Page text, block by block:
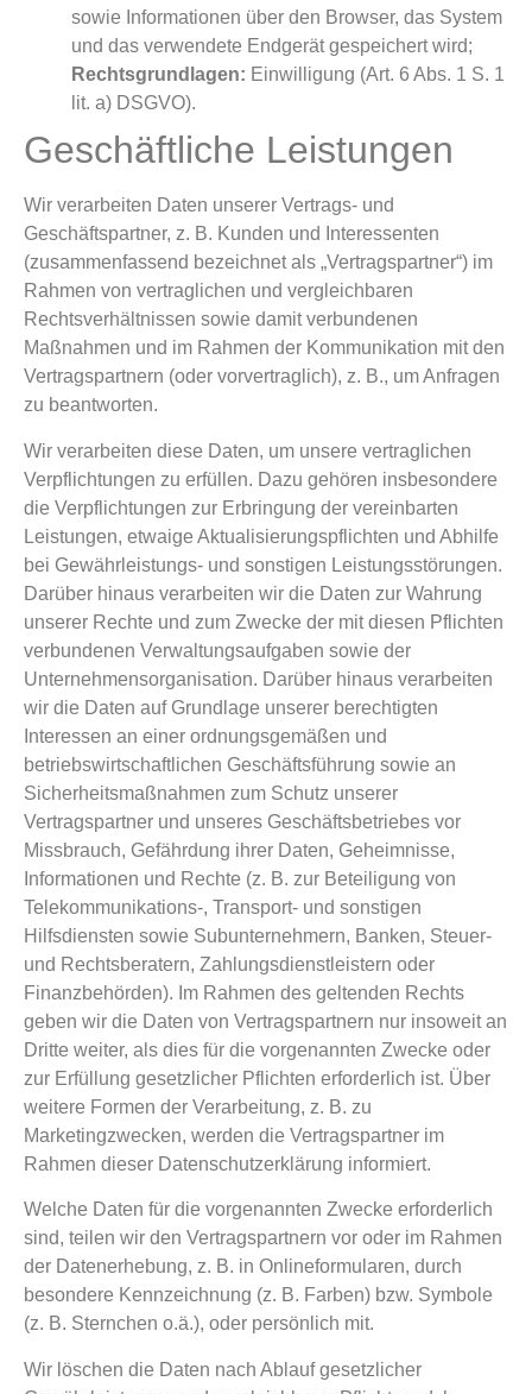
sowie Informationen über den Browser, das System
und das verwendete Endgerät gespeichert wird;
Rechtsgrundlagen: Einwilligung (Art. 6 Abs. 1 S. 1
lit. a) DSGVO).
Geschäftliche Leistungen
Wir verarbeiten Daten unserer Vertrags- und
Geschäftspartner, z. B. Kunden und Interessenten
(zusammenfassend bezeichnet als „Vertragspartner“) im
Rahmen von vertraglichen und vergleichbaren
Rechtsverhältnissen sowie damit verbundenen
Maßnahmen und im Rahmen der Kommunikation mit den
Vertragspartnern (oder vorvertraglich), z. B., um Anfragen
zu beantworten.
Wir verarbeiten diese Daten, um unsere vertraglichen
Verpflichtungen zu erfüllen. Dazu gehören insbesondere
die Verpflichtungen zur Erbringung der vereinbarten
Leistungen, etwaige Aktualisierungspflichten und Abhilfe
bei Gewährleistungs- und sonstigen Leistungsstörungen.
Darüber hinaus verarbeiten wir die Daten zur Wahrung
unserer Rechte und zum Zwecke der mit diesen Pflichten
verbundenen Verwaltungsaufgaben sowie der
Unternehmensorganisation. Darüber hinaus verarbeiten
wir die Daten auf Grundlage unserer berechtigten
Interessen an einer ordnungsgemäßen und
betriebswirtschaftlichen Geschäftsführung sowie an
Sicherheitsmaßnahmen zum Schutz unserer
Vertragspartner und unseres Geschäftsbetriebes vor
Missbrauch, Gefährdung ihrer Daten, Geheimnisse,
Informationen und Rechte (z. B. zur Beteiligung von
Telekommunikations-, Transport- und sonstigen
Hilfsdiensten sowie Subunternehmern, Banken, Steuer-
und Rechtsberatern, Zahlungsdienstleistern oder
Finanzbehörden). Im Rahmen des geltenden Rechts
geben wir die Daten von Vertragspartnern nur insoweit an
Dritte weiter, als dies für die vorgenannten Zwecke oder
zur Erfüllung gesetzlicher Pflichten erforderlich ist. Über
weitere Formen der Verarbeitung, z. B. zu
Marketingzwecken, werden die Vertragspartner im
Rahmen dieser Datenschutzerklärung informiert.
Welche Daten für die vorgenannten Zwecke erforderlich
sind, teilen wir den Vertragspartnern vor oder im Rahmen
der Datenerhebung, z. B. in Onlineformularen, durch
besondere Kennzeichnung (z. B. Farben) bzw. Symbole
(z. B. Sternchen o.ä.), oder persönlich mit.
Wir löschen die Daten nach Ablauf gesetzlicher